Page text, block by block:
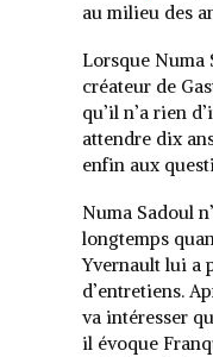
au milieu des
Lorsque Numa
créateur de
qu’il n’a rien
attendre dix
enfin aux
Numa Sadoul
longtemps
Yvernault lui a
d’entretiens.
va intéresser
il évoque